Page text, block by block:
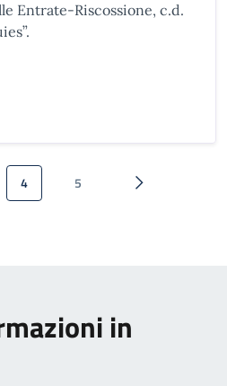
Entrate-Riscossione, c.d.
Pagina attuale
4 Pagina
5 Pagina
in